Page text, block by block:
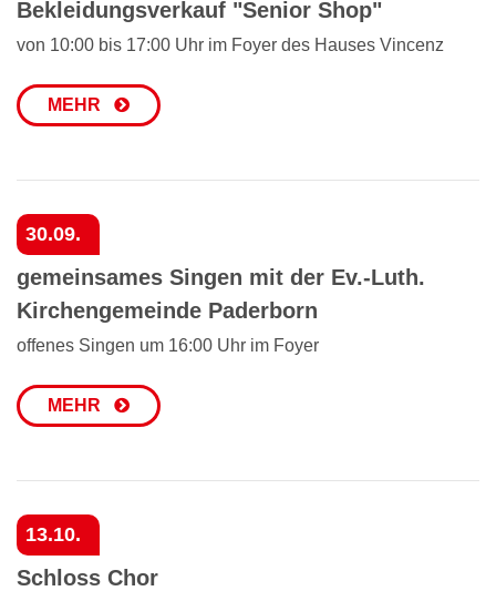
Bekleidungsverkauf "Senior Shop"
von 10:00 bis 17:00 Uhr im Foyer des Hauses Vincenz
MEHR
30.09.
gemeinsames Singen mit der Ev.-Luth.
Kirchengemeinde Paderborn
offenes Singen um 16:00 Uhr im Foyer
MEHR
13.10.
Schloss Chor